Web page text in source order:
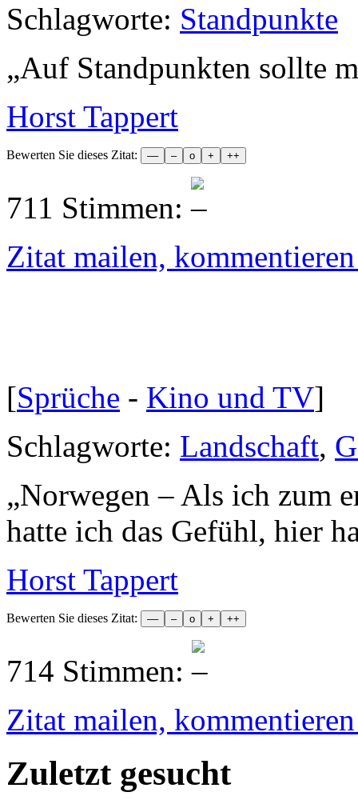
Schlagworte: Standpunkte
„Auf Standpunkten sollte
Horst Tappert
Bewerten Sie dieses Zitat:
711 Stimmen:
Zitat mailen,
[Sprüche - Kino und TV]
Schlagworte: Landschaft,
„Norwegen – Als ich zum
hatte ich das Gefühl, hier
Horst Tappert
Bewerten Sie dieses Zitat:
714 Stimmen:
Zitat mailen,
Zuletzt gesucht